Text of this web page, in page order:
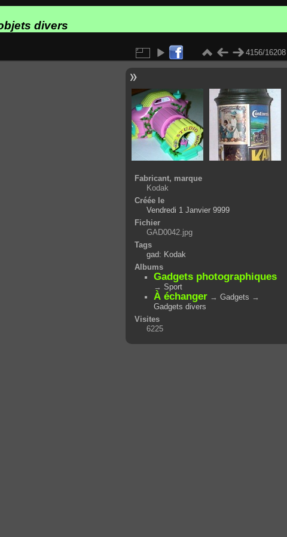
divers
4156/16208
Fabricant, marque
Kodak
Créée le
Vendredi 1 Janvier 9999
Fichier
GAD0042.jpg
Tags
gad: Kodak
Albums
Gadgets photographiques
→Sport
À échanger →Gadgets →
Gadgets divers
Visites
6225